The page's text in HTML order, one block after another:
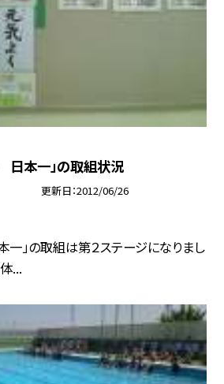
本一」の取組状況
更新日 2012/06/26
一」の取組は第２ステージになりまし
...